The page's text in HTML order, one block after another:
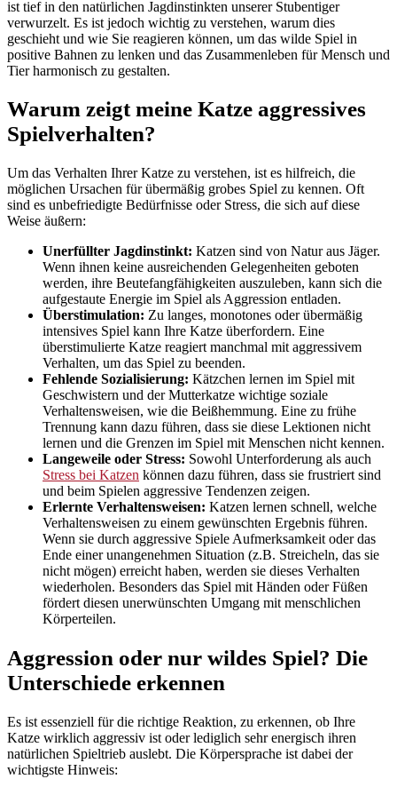
ist tief in den natürlichen Jagdinstinkten unserer Stubentiger
verwurzelt. Es ist jedoch wichtig zu verstehen, warum dies
geschieht und wie Sie reagieren können, um das wilde Spiel in
positive Bahnen zu lenken und das Zusammenleben für Mensch und
Tier harmonisch zu gestalten.
Warum zeigt meine Katze aggressives
Spielverhalten?
Um das Verhalten Ihrer Katze zu verstehen, ist es hilfreich, die
möglichen Ursachen für übermäßig grobes Spiel zu kennen. Oft
sind es unbefriedigte Bedürfnisse oder Stress, die sich auf diese
Weise äußern:
Unerfüllter Jagdinstinkt: Katzen sind von Natur aus Jäger.
Wenn ihnen keine ausreichenden Gelegenheiten geboten
werden, ihre Beutefangfähigkeiten auszuleben, kann sich die
aufgestaute Energie im Spiel als Aggression entladen.
Überstimulation: Zu langes, monotones oder übermäßig
intensives Spiel kann Ihre Katze überfordern. Eine
überstimulierte Katze reagiert manchmal mit aggressivem
Verhalten, um das Spiel zu beenden.
Fehlende Sozialisierung: Kätzchen lernen im Spiel mit
Geschwistern und der Mutterkatze wichtige soziale
Verhaltensweisen, wie die Beißhemmung. Eine zu frühe
Trennung kann dazu führen, dass sie diese Lektionen nicht
lernen und die Grenzen im Spiel mit Menschen nicht kennen.
Langeweile oder Stress: Sowohl Unterforderung als auch
Stress bei Katzen können dazu führen, dass sie frustriert sind
und beim Spielen aggressive Tendenzen zeigen.
Erlernte Verhaltensweisen: Katzen lernen schnell, welche
Verhaltensweisen zu einem gewünschten Ergebnis führen.
Wenn sie durch aggressive Spiele Aufmerksamkeit oder das
Ende einer unangenehmen Situation (z.B. Streicheln, das sie
nicht mögen) erreicht haben, werden sie dieses Verhalten
wiederholen. Besonders das Spiel mit Händen oder Füßen
fördert diesen unerwünschten Umgang mit menschlichen
Körperteilen.
Aggression oder nur wildes Spiel? Die
Unterschiede erkennen
Es ist essenziell für die richtige Reaktion, zu erkennen, ob Ihre
Katze wirklich aggressiv ist oder lediglich sehr energisch ihren
natürlichen Spieltrieb auslebt. Die Körpersprache ist dabei der
wichtigste Hinweis: